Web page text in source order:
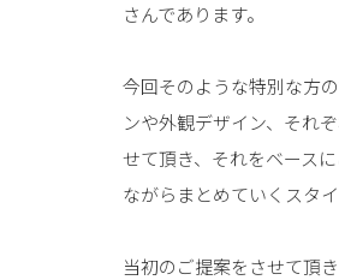
さんであります。
今回そのような特別な方
ンや外観デザイン、それ
せて頂き、それをベース
ながらまとめていくスタ
当初のご提案をさせて頂